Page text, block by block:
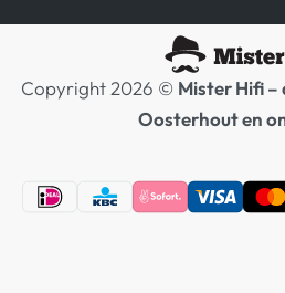
Copyright 2026 © Mister Hifi –
Oosterhout en